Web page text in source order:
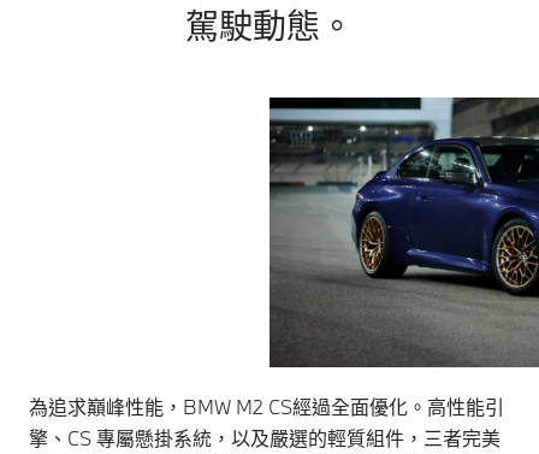
駕駛動態。
為追求巔峰性能，BMW M2 CS經過全面優化。高性能引
擎、CS 專屬懸掛系統，以及嚴選的輕質組件，三者完美